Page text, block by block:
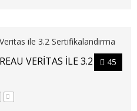
45
VERITAS ILE 3.2